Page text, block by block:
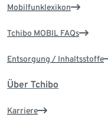
Mobilfunklexikon
Tchibo MOBIL FAQs
Entsorgung / Inhaltsstoffe
Über Tchibo
Karriere